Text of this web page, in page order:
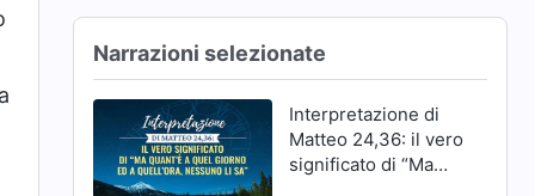
Narrazioni selezionate
Interpretazione di
Matteo 24,36: il vero
significato di “Ma